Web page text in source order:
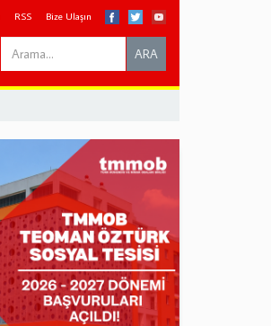
RSS Bize Ulaşın
Search
this
ARA